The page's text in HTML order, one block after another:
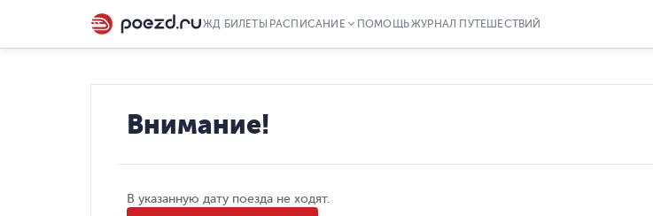
ЖД БИЛЕТЫ РАСПИСАНИЕ ПОМОЩЬЖУРНАЛ ПУТЕШЕСТВИЙ
Внимание!
В указанную дату поезда не ходят.